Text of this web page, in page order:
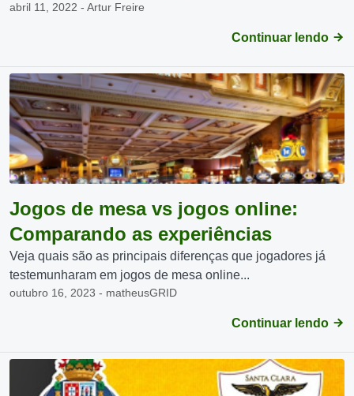
abril 11, 2022 - Artur Freire
Continuar lendo
Jogos de mesa vs jogos online:
Comparando as experiências
Veja quais são as principais diferenças que jogadores já
testemunharam em jogos de mesa online...
outubro 16, 2023 - matheusGRID
Continuar lendo